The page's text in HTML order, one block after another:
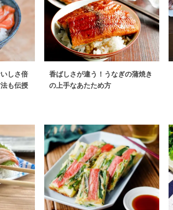
しさ倍
も伝授
香ばしさが違う！うなぎの蒲焼き
の上手なあたため方